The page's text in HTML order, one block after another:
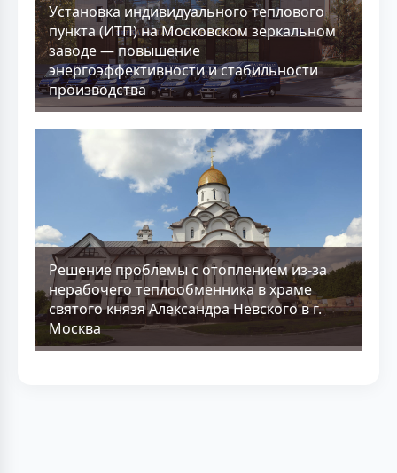
Установка индивидуального теплового
пункта (ИТП) на Московском зеркальном
заводе — повышение
энергоэффективности и стабильности
производства
Решение проблемы с отоплением из-за
нерабочего теплообменника в храме
святого князя Александра Невского в г.
Москва